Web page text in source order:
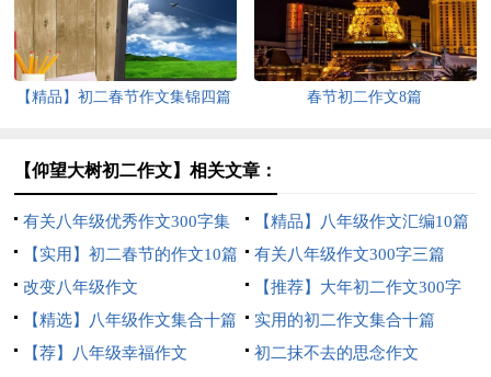
【精品】初二春节作文集锦四篇 春节初二作文8篇
【仰望大树初二作文】相关文章：
有关八年级优秀作文300字集
合10篇
【精品】八年级作文汇编10篇
【实用】初二春节的作文10篇
有关八年级作文300字三篇
改变八年级作文
【推荐】大年初二作文300字
四篇
【精选】八年级作文集合十篇
实用的初二作文集合十篇
【荐】八年级幸福作文
初二抹不去的思念作文